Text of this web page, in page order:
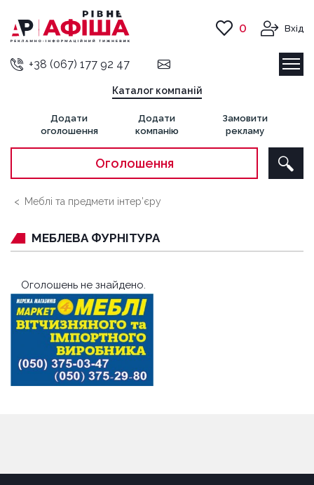
+38 (067) 177 92 47
Каталог компаній
Додати
оголошення
Додати
компанію
Замовити
рекламу
Оголошення
0 Вхід
Меблі та предмети інтер’єру
МЕБЛЕВА ФУРНІТУРА
Оголошень не знайдено.